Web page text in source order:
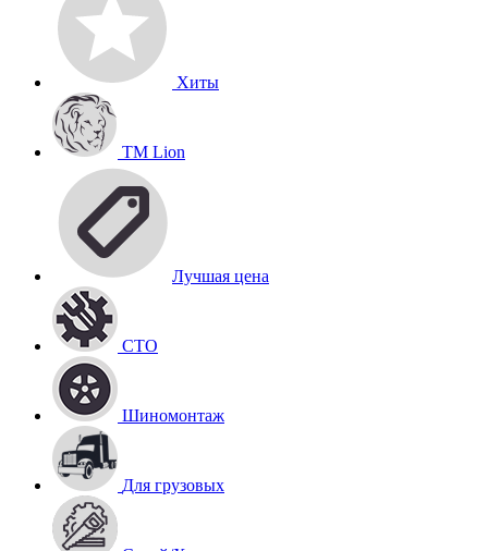
Хиты
TM Lion
Лучшая цена
СТО
Шиномонтаж
Для грузовых